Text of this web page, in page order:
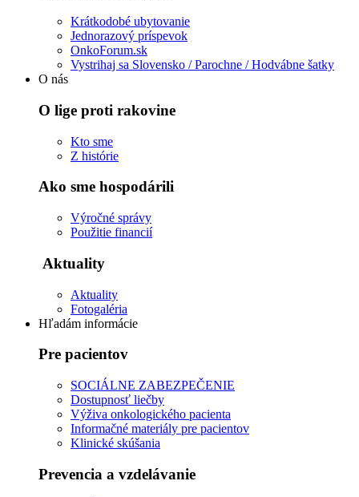
Krátkodobé ubytovanie
Jednorazový príspevok
OnkoForum.sk
Vystrihaj sa Slovensko / Parochne / Hodvábne šatky
O nás
O lige proti rakovine
Kto sme
Z histórie
Ako sme hospodárili
Výročné správy
Použitie financií
Aktuality
Aktuality
Fotogaléria
Hľadám informácie
Pre pacientov
SOCIÁLNE ZABEZPEČENIE
Dostupnosť liečby
Výživa onkologického pacienta
Informačné materiály pre pacientov
Klinické skúšania
Prevencia a vzdelávanie